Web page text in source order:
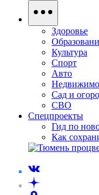
Здоровье
Культура
Спорт
Авто
Сад и
СВО
Спецпроекты
Гид по
Как